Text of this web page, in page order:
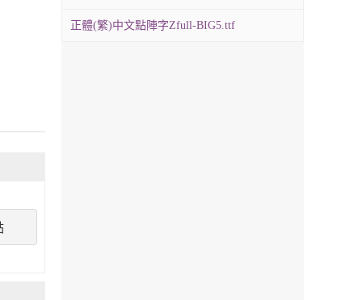
正體(繁)中文點陣字Zfull-BIG5.ttf